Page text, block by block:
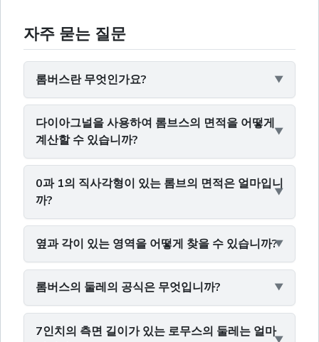
자주 묻는 질문
롬버스란 무엇인가요?
다이아그널을 사용하여 롬브스의 면적을 어떻게
계산할 수 있습니까?
0과 1의 직사각형이 있는 롬브의 면적은 얼마입니
까?
옆과 각이 있는 영역을 어떻게 찾을 수 있습니까?
롬버스의 둘레의 공식은 무엇입니까?
7인치의 측면 길이가 있는 로무스의 둘레는 얼마